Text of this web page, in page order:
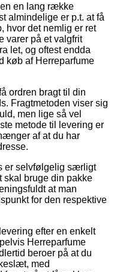
en lang række
almindelige er p.t. at få
hvor det nemlig er ret
varer på et valgfrit
let, og oftest endda
køb af Herreparfume
ordren bragt til din
Fragtmetoden viser sig
men lige så vel
metode til levering er
af at du har
er selvfølgelig særligt
skal bruge din pakke
at man
for den respektive
efter en enkelt
Herreparfume
beroer på at du
med